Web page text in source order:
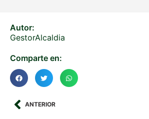
Autor:
GestorAlcaldia
Comparte en:
ANTERIOR